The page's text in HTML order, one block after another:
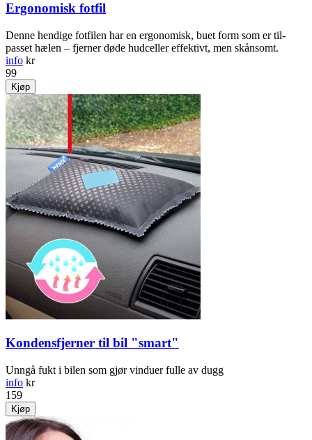
Ergonomisk fotfil
Denne hendige fotfilen har en ergonomisk, buet form som er til­
passet hælen – fjerner døde hud­celler effektivt, men skånsomt.
info kr
99
Kjøp
Kondensfjerner til bil "smart"
Unngå fukt i bilen som gjør vinduer fulle av dugg
info kr
159
Kjøp